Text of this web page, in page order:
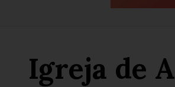
Igreja de